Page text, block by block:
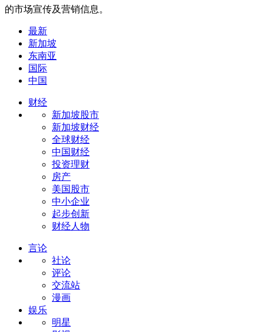
的市场宣传及营销信息。
最新
新加坡
东南亚
国际
中国
财经
新加坡股市
新加坡财经
全球财经
中国财经
投资理财
房产
美国股市
中小企业
起步创新
财经人物
言论
社论
评论
交流站
漫画
娱乐
明星